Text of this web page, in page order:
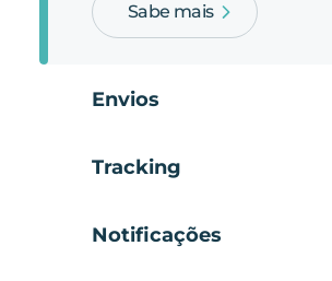
Sabe mais
Envios
Tracking
Notificações